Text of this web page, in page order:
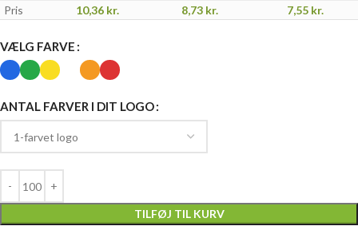
Pris 10,36 kr. 8,73 kr. 7,55 kr.
VÆLG FARVE
ANTAL FARVER I DIT LOGO
TILFØJ TIL KURV